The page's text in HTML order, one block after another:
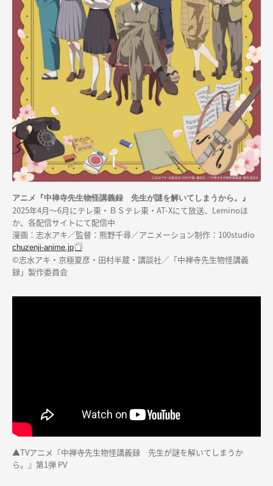
アニメ『中禅寺先生物怪講義録 先生が謎を解いてしまうから。』
2025年4月〜6月にテレ東・ＢＳテレ東・AT-Xにて放送、Leminoほ
か、各配信サイトにて配信中
漫画：志水アキ／監督：熊野千尋／アニメーション制作：100studio
chuzenji-anime.jp
©志水アキ・京極夏彦・田村半蔵・講談社／「中禅寺先生物怪講義
録」製作委員会
▲TVアニメ『中禅寺先生物怪講義録 先生が謎を解いてしまうか
ら。』第1弾 PV